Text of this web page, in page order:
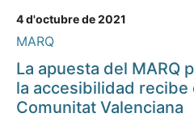
4 d'octubre de 2021
MARQ
La apuesta del MARQ
la accesibilidad recibe
Comunitat Valenciana